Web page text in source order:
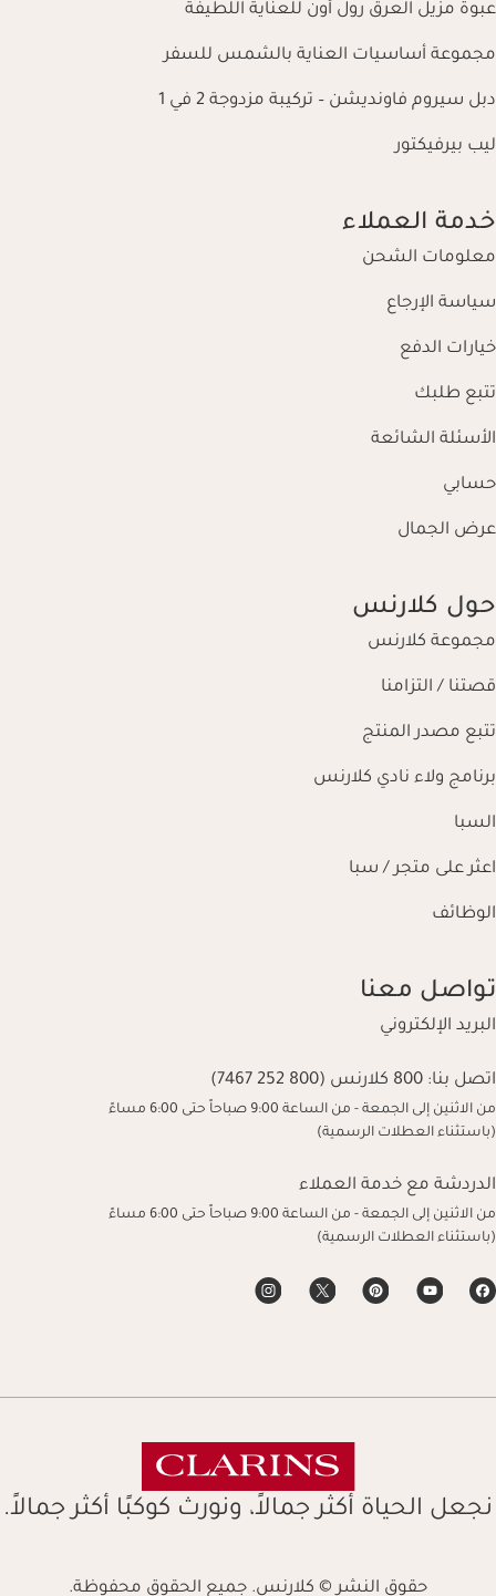
عبوة مزيل العرق رول أون للعناية اللطيفة
مجموعة أساسيات العناية بالشمس للسفر
دبل سيروم فاونديشن – تركيبة مزدوجة 2 في 1
ليب بيرفيكتور
خدمة العملاء
معلومات الشحن
سياسة الإرجاع
خيارات الدفع
تتبع طلبك
الأسئلة الشائعة
حسابي
عرض الجمال
حول كلارنس
مجموعة كلارنس
قصتنا / التزامنا
تتبع مصدر المنتج
برنامج ولاء نادي كلارنس
السبا
اعثر على متجر / سبا
الوظائف
تواصل معنا
البريد الإلكتروني
اتصل بنا: 800 كلارنس (800 252 7467)
من الاثنين إلى الجمعة - من الساعة 9:00 صباحاً حتى 6:00 مساءً
(باستثناء العطلات الرسمية)
الدردشة مع خدمة العملاء
من الاثنين إلى الجمعة - من الساعة 9:00 صباحاً حتى 6:00 مساءً
(باستثناء العطلات الرسمية)
نجعل الحياة أكثر جمالاً، ونورث كوكبًا أكثر جمالاً.
حقوق النشر © كلارنس. جميع الحقوق محفوظة.